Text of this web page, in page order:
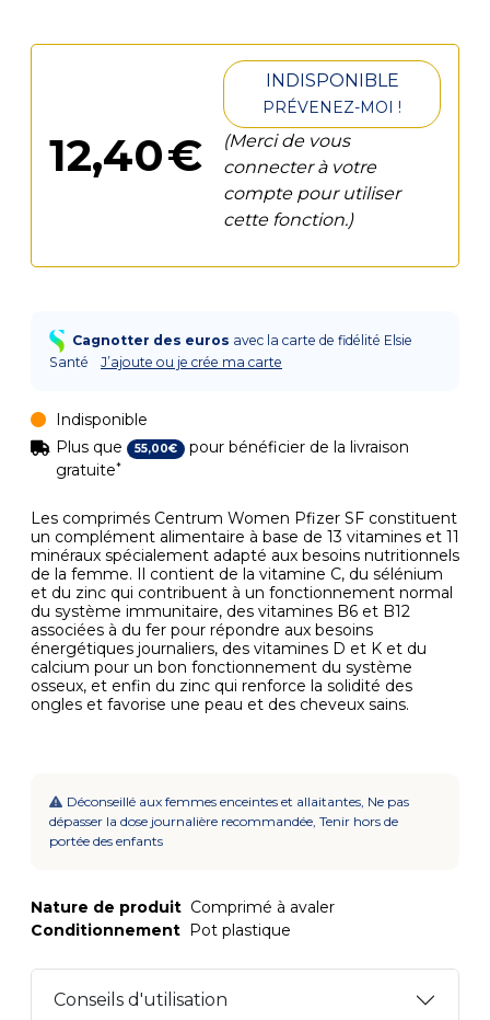
Les comprimés Centrum Women Pfizer SF constituent
un complément alimentaire à base de 13 vitamines et 11
minéraux spécialement adapté aux besoins nutritionnels
de la femme. Il contient de la vitamine C, du sélénium
et du zinc qui contribuent à un fonctionnement normal
du système immunitaire, des vitamines B6 et B12
associées à du fer pour répondre aux besoins
énergétiques journaliers, des vitamines D et K et du
calcium pour un bon fonctionnement du système
osseux, et enfin du zinc qui renforce la solidité des
ongles et favorise une peau et des cheveux sains.
12,40€
INDISPONIBLE
PRÉVENEZ-MOI !
(Merci de vous
connecter à votre
compte pour utiliser
cette fonction.)
Cagnotter des euros avec la carte de fidélité Elsie
Santé
J’ajoute ou je crée ma carte
Indisponible
Plus que
55,00€ pour bénéficier de la livraison
gratuite*
Déconseillé aux femmes enceintes et allaitantes, Ne pas
dépasser la dose journalière recommandée, Tenir hors de
portée des enfants
Nature de produit Comprimé à avaler
Conditionnement Pot plastique
Conseils d'utilisation